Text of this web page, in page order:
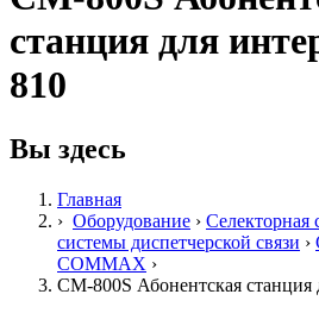
станция для
810
Вы здесь
Главная
› Оборудование › Селекторная
системы диспетчерской связи ›
COMMAX ›
CM-800S Абонентская